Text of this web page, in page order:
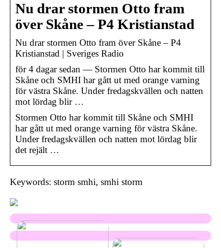
Nu drar stormen Otto fram
över Skåne – P4 Kristianstad
Nu drar stormen Otto fram över Skåne – P4
Kristianstad | Sveriges Radio
för 4 dagar sedan — Stormen Otto har kommit till
Skåne och SMHI har gått ut med orange varning
för västra Skåne. Under fredagskvällen och natten
mot lördag blir …
Stormen Otto har kommit till Skåne och SMHI
har gått ut med orange varning för västra Skåne.
Under fredagskvällen och natten mot lördag blir
det rejält …
Keywords: storm smhi, smhi storm